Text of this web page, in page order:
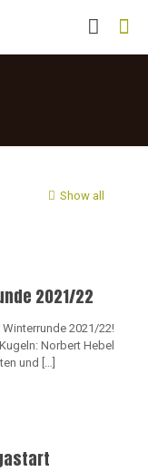
Show all
2021/22
2021/22!
Norbert Hebel
und […]